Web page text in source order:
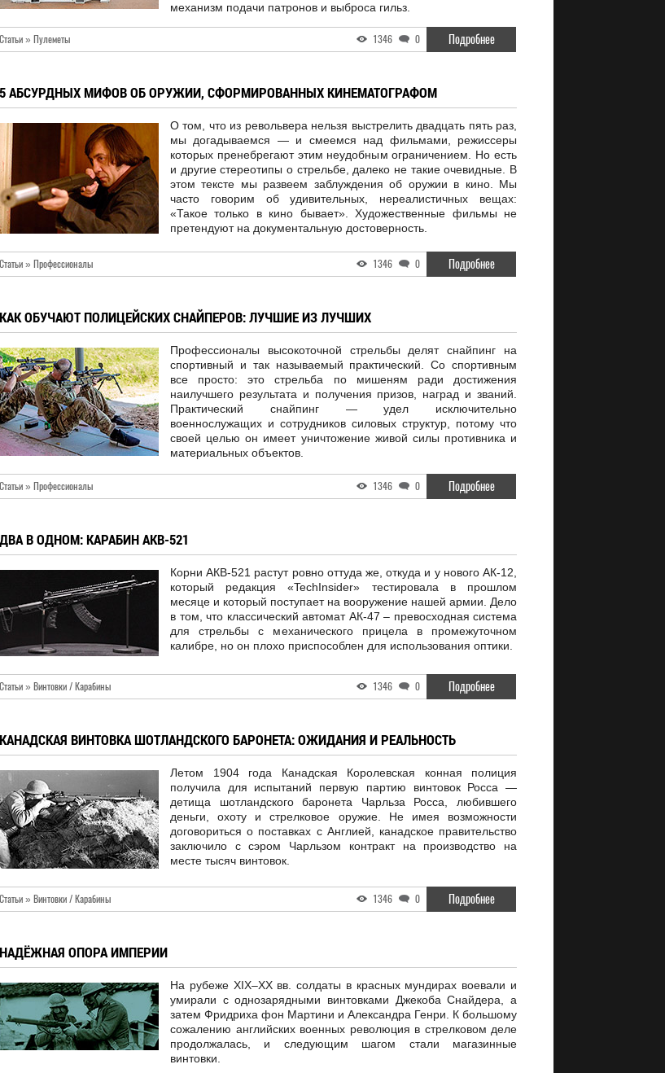
механизм подачи патронов и выброса гильз.
Статьи » Пулеметы 1346 0 Подробнее
5 АБСУРДНЫХ МИФОВ ОБ ОРУЖИИ, СФОРМИРОВАННЫХ КИНЕМАТОГРАФОМ
О том, что из револьвера нельзя выстрелить двадцать пять раз,
мы догадываемся — и смеемся над фильмами, режиссеры
которых пренебрегают этим неудобным ограничением. Но есть
и другие стереотипы о стрельбе, далеко не такие очевидные. В
этом тексте мы развеем заблуждения об оружии в кино. Мы
часто говорим об удивительных, нереалистичных вещах:
«Такое только в кино бывает». Художественные фильмы не
претендуют на документальную достоверность.
Статьи » Профессионалы 1346 0 Подробнее
КАК ОБУЧАЮТ ПОЛИЦЕЙСКИХ СНАЙПЕРОВ: ЛУЧШИЕ ИЗ ЛУЧШИХ
Профессионалы высокоточной стрельбы делят снайпинг на
спортивный и так называемый практический. Со спортивным
все просто: это стрельба по мишеням ради достижения
наилучшего результата и получения призов, наград и званий.
Практический снайпинг — удел исключительно
военнослужащих и сотрудников силовых структур, потому что
своей целью он имеет уничтожение живой силы противника и
материальных объектов.
Статьи » Профессионалы 1346 0 Подробнее
ДВА В ОДНОМ: КАРАБИН АКВ-521
Корни АКВ-521 растут ровно оттуда же, откуда и у нового АК-12,
который редакция «TechInsider» тестировала в прошлом
месяце и который поступает на вооружение нашей армии. Дело
в том, что классический автомат АК-47 – превосходная система
для стрельбы с механического прицела в промежуточном
калибре, но он плохо приспособлен для использования оптики.
Статьи » Винтовки / Карабины 1346 0 Подробнее
КАНАДСКАЯ ВИНТОВКА ШОТЛАНДСКОГО БАРОНЕТА: ОЖИДАНИЯ И РЕАЛЬНОСТЬ
Летом 1904 года Канадская Королевская конная полиция
получила для испытаний первую партию винтовок Росса —
детища шотландского баронета Чарльза Росса, любившего
деньги, охоту и стрелковое оружие. Не имея возможности
договориться о поставках с Англией, канадское правительство
заключило с сэром Чарльзом контракт на производство на
месте тысяч винтовок.
Статьи » Винтовки / Карабины 1346 0 Подробнее
НАДЁЖНАЯ ОПОРА ИМПЕРИИ
На рубеже XIX–XX вв. солдаты в красных мундирах воевали и
умирали с однозарядными винтовками Джекоба Снайдера, а
затем Фридриха фон Мартини и Александра Генри. К большому
сожалению английских военных революция в стрелковом деле
продолжалась, и следующим шагом стали магазинные
винтовки.